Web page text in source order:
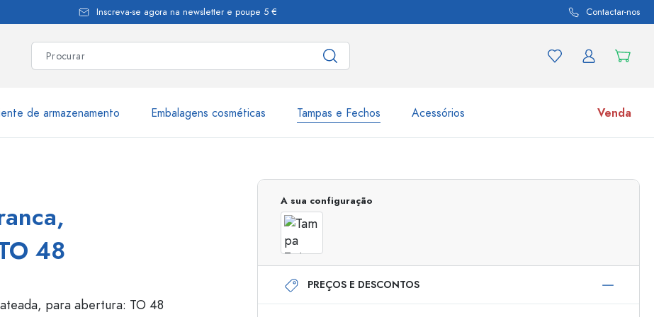
Inscreva-se agora na newsletter e poupe 5 € Contactar-nos
de armazenamento Embalagens cosméticas Tampas e Fechos Acessórios Venda
Frascos de pulverização
Dispensadores Airless
Frascos com roll-on
Frascos
48
A sua configuração
PREÇOS E DESCONTOS